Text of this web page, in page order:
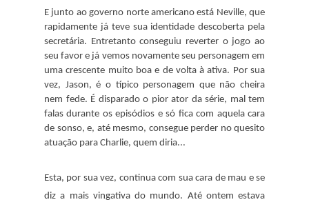
E junto ao governo norte americano está Neville, que
rapidamente já teve sua identidade descoberta pela
secretária. Entretanto conseguiu reverter o jogo ao
seu favor e já vemos novamente seu personagem em
uma crescente muito boa e de volta à ativa. Por sua
vez, Jason, é o típico personagem que não cheira
nem fede. É disparado o pior ator da série, mal tem
falas durante os episódios e só fica com aquela cara
de sonso, e, até mesmo, consegue perder no quesito
atuação para Charlie, quem diria...
Esta, por sua vez, continua com sua cara de mau e se
diz a mais vingativa do mundo. Até ontem estava